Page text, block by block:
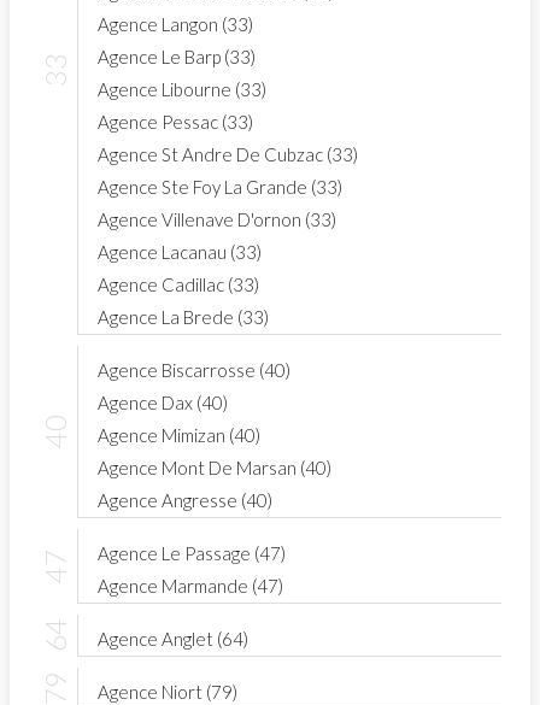
Agence Langon (33)
Agence Le Barp (33)
Agence Libourne (33)
Agence Pessac (33)
Agence St Andre De Cubzac (33)
Agence Ste Foy La Grande (33)
Agence Villenave D'ornon (33)
Agence Lacanau (33)
Agence Cadillac (33)
Agence La Brede (33)
Agence Biscarrosse (40)
Agence Dax (40)
Agence Mimizan (40)
Agence Mont De Marsan (40)
Agence Angresse (40)
Agence Le Passage (47)
Agence Marmande (47)
Agence Anglet (64)
Agence Niort (79)